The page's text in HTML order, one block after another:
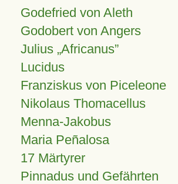
Godefried von Aleth
Godobert von Angers
Julius Africanus
Lucidus
Franziskus von Piceleone
Nikolaus Thomacellus
Menna-Jakobus
Maria Peñalosa
17 Märtyrer
Pinnadus und Gefährten